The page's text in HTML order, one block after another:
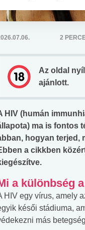
2
Az oldal
ajánlott.
HIV (humán
ma is fontos
hogyan terjed,
a cikkben
a különbség
HIV egy vírus, amely
késői stádiuma,
más